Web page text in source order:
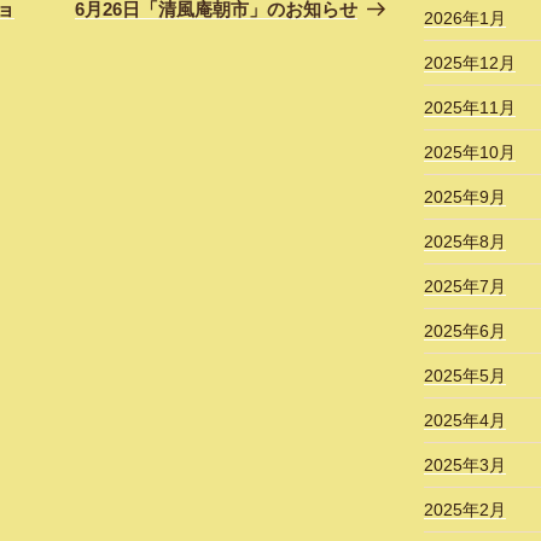
の
6月26日「清風庵朝市」のお知らせ 2026年1月
2025年12月
2025年11月
2025年10月
2025年9月
2025年8月
2025年7月
2025年6月
2025年5月
2025年4月
2025年3月
2025年2月